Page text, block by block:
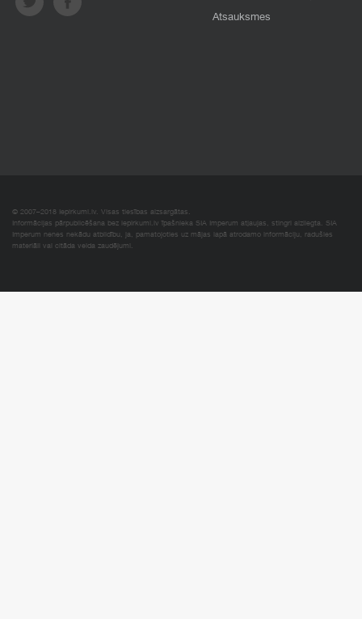
Atsauksmes
© 2007–2018 Iepirkumi.lv. Visas tiesības aizsargātas.
Informācijas pārpublicēšana bez iepirkumi.lv īpašnieka SIA Imperum atļaujas, stingri aizliegta. SIA
Imperum nenes nekādu atbildību, ja, pamatojoties uz mājas lapā atrodamo informāciju, radušies
materiāli vai citāda veida zaudējumi.